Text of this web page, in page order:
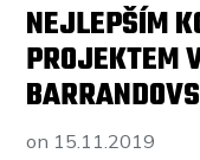
NEJLEPŠÍM
PROJEKTEM
on 15.11.2019